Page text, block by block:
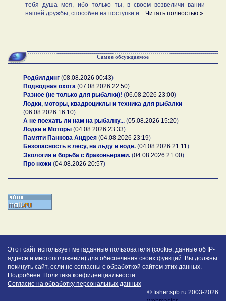
тебя душа моя, ибо только ты, в своем возвеличи вании
нашей дружбы, способен на поступки и ... Читать полностью »
Самое обсуждаемое
Родбилдинг (08.08.2026 00:43)
Подводная охота (07.08.2026 22:50)
Разное (не только для рыбалки)! (06.08.2026 23:00)
Лодки, моторы, квадроциклы и техника для рыбалки
(06.08.2026 16:10)
А не поехать ли нам на рыбалку... (05.08.2026 15:20)
Лодки и Моторы (04.08.2026 23:33)
Памяти Панкова Андрея (04.08.2026 23:19)
Безопасность в лесу, на льду и воде. (04.08.2026 21:11 )
Экология и борьба с браконьерами. (04.08.2026 21:00)
Про ножи (04.08.2026 20:57)
Этот сайт использует метаданные пользователя (cookie, данные об IP-
адресе и местоположении) для обеспечения своих функций. Вы должны
покинуть сайт, если не согласны с обработкой сайтом этих данных.
Подробнее: Политика конфиденциальности
Согласие на обработку персональных данных
© fisher.spb.ru 2003-2026